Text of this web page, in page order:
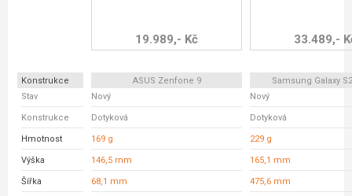
19.989,- Kč 33.489,-
Konstrukce ASUS Zenfone 9
Samsung Galaxy
Stav
Nový Nový
Konstrukce Dotyková Dotyková
Hmotnost 169 g 229 g
Výška 146,5 mm 165,1 mm
Šířka 68,1 mm 475,6 mm